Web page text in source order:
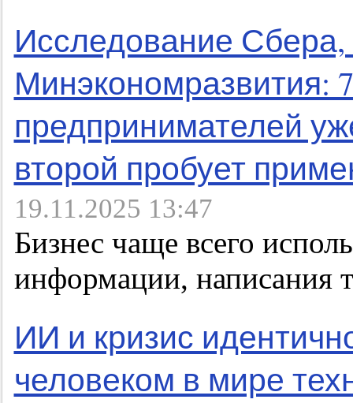
Исследование
Минэкономразвития:
предпринимателей
второй пробует
19.11.2025 13:47
Бизнес чаще всего
информации, написания
ИИ и кризис
человеком в мире